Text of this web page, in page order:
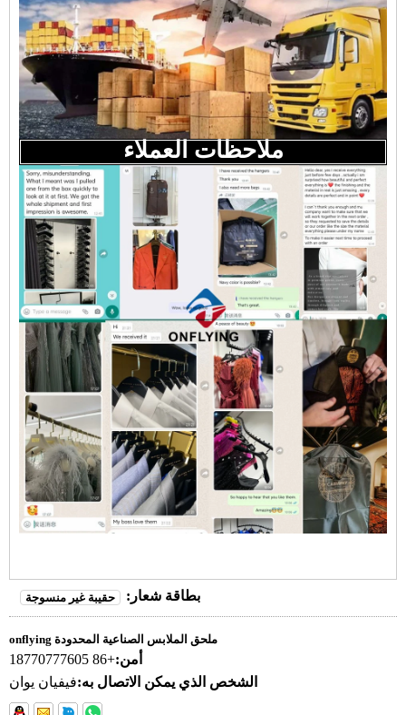
ملاحظات العملاء
بطاقة شعار: حقيبة غير منسوجة
onflying ملحق الملابس الصناعية المحدودة
أمن:+86 18770777605
الشخص الذي يمكن الاتصال به:فيفيان يوان